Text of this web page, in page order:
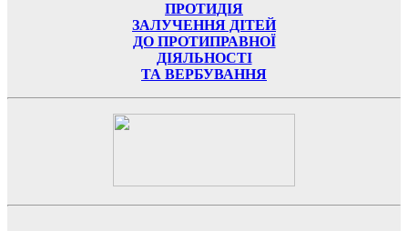
ПРОТИДІЯ
ЗАЛУЧЕННЯ ДІТЕЙ
ДО ПРОТИПРАВНОЇ
ДІЯЛЬНОСТІ
ТА ВЕРБУВАННЯ